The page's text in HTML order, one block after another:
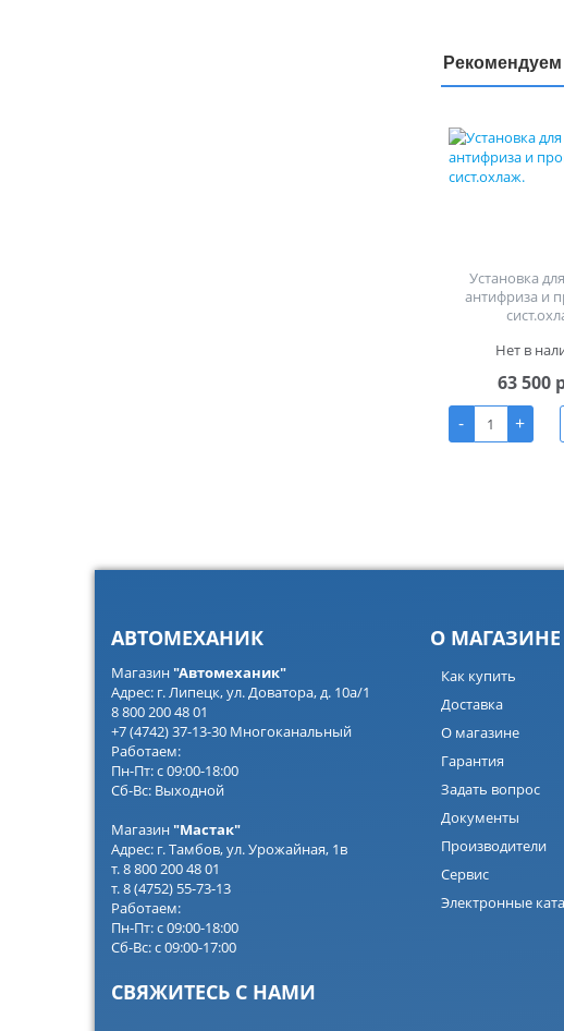
Рекомендуем
Установка
антифриза и
Нет в
63 500
-
+
АВТОМЕХАНИК
Магазин"Автомеханик"
Адрес: г. Липецк, ул. Доватора, д. 10а/1
8 800 200 48 01
+7 (4742) 37-13-30 Многоканальный
Работаем:
Пн-Пт: с 09:00-18:00
Сб-Вс: Выходной
Магазин "Мастак"
Адрес: г. Тамбов, ул. Урожайная, 1в
т. 8 800 200 48 01
т. 8 (4752) 55-73-13
Работаем:
Пн-Пт: с 09:00-18:00
Сб-Вс: с 09:00-17:00
СВЯЖИТЕСЬ С НАМИ
О МАГАЗИНЕ
Как купить
Доставка
О магазине
Гарантия
Задать вопрос
Документы
Производители
Сервис
Электронные